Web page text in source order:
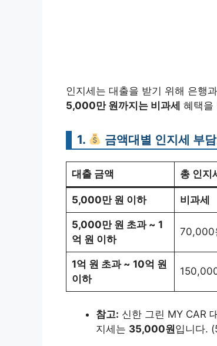
인지세는 대출을 받기 위해 은행
5,000만 원까지는 비과세 혜택을
1. 금액대별 인지세 부
대출 금액 총 인지
5,000만 원 이하 비과세
5,000만 원 초과 ~ 1
억 원 이하
70,000
1억 원 초과 ~ 10억 원
이하
참고: 신한 그린 MY CAR
지세는 35,000원입니다.